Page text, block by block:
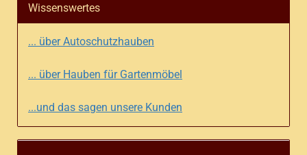
Wissenswertes
... über Autoschutzhauben
... über Hauben für Gartenmöbel
...und das sagen unsere Kunden